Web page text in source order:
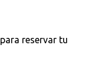
reservar tu